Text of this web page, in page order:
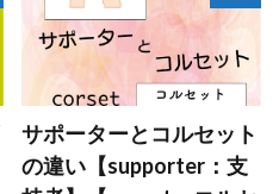
サポーターとコルセット
の違い【supporter：支